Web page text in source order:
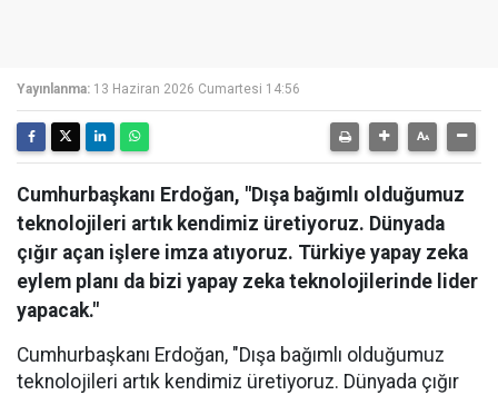
Yayınlanma: 13 Haziran 2026 Cumartesi 14:56
Cumhurbaşkanı Erdoğan, "Dışa bağımlı olduğumuz
teknolojileri artık kendimiz üretiyoruz. Dünyada
çığır açan işlere imza atıyoruz. Türkiye yapay zeka
eylem planı da bizi yapay zeka teknolojilerinde lider
yapacak."
Cumhurbaşkanı Erdoğan, "Dışa bağımlı olduğumuz
teknolojileri artık kendimiz üretiyoruz. Dünyada çığır